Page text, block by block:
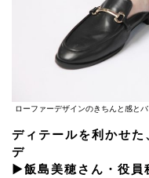
ローファーデザインのきちんと感と
ディテールを利かせ
デ
▶︎飯島美穂さん・役員